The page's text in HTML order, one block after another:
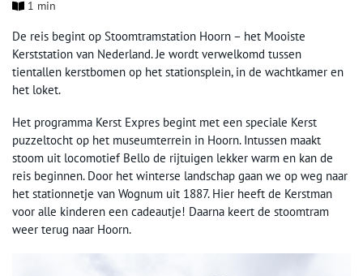
1 min
De reis begint op Stoomtramstation Hoorn – het Mooiste
Kerststation van Nederland. Je wordt verwelkomd tussen
tientallen kerstbomen op het stationsplein, in de wachtkamer en
het loket.
Het programma Kerst Expres begint met een speciale Kerst
puzzeltocht op het museumterrein in Hoorn. Intussen maakt
stoom uit locomotief Bello de rijtuigen lekker warm en kan de
reis beginnen. Door het winterse landschap gaan we op weg naar
het stationnetje van Wognum uit 1887. Hier heeft de Kerstman
voor alle kinderen een cadeautje! Daarna keert de stoomtram
weer terug naar Hoorn.